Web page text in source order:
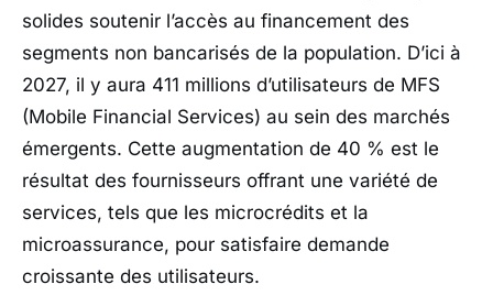
solides soutenir l’accès au financement des
segments non bancarisés de la population. D’ici à
2027, il y aura 411 millions d’utilisateurs de MFS
(Mobile Financial Services) au sein des marchés
émergents. Cette augmentation de 40 % est le
résultat des fournisseurs offrant une variété de
services, tels que les microcrédits et la
microassurance, pour satisfaire demande
croissante des utilisateurs.